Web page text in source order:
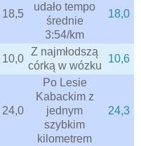
18,5
udało tempo
średnie
3:54/km
18,0
10,0
Z najmłodszą
córką w wózku
10,6
24,0
Po Lesie
Kabackim z
jednym
szybkim
kilometrem
24,3